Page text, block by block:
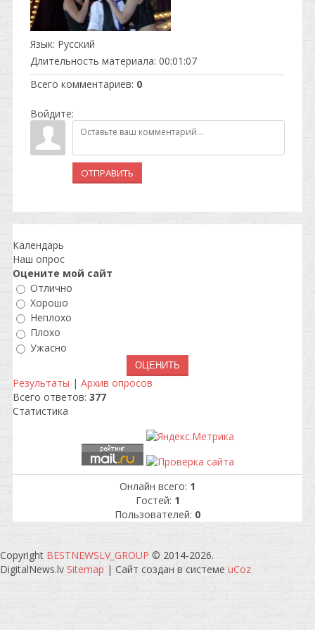
Язык: Русский
Длительность материала: 00:01:07
Всего комментариев: 0
Войдите:
ОТПРАВИТЬ
Календарь
Наш опрос
Оцените мой сайт
Отлично
Хорошо
Неплохо
Плохо
Ужасно
Результаты | Архив опросов
Всего ответов: 377
Статистика
Онлайн всего: 1
Гостей: 1
Пользователей: 0
Copyright BESTNEWSLV_GROUP © 2014-2026.
DigitalNews.lv Sitemap | Сайт создан в системе uCoz